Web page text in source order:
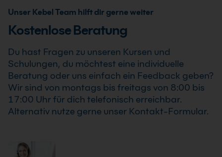
durchgeführt werden. Inhalte, Prozesse und
Schwerpunkte passen wir individuell an die
Unser Kebel Team hilft dir gerne weiter
Kostenlose Beratung
Du hast Fragen zu unseren Kursen und
Schulungen, du möchtest eine individuelle
Beratung oder uns einfach ein Feedback geben?
Wir sind von montags bis freitags von 8:00 bis
17:00 Uhr für dich telefonisch erreichbar.
Alternativ nutze gerne unser Kontakt-Formular.